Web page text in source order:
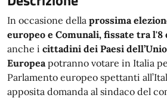
In occasione della prossima
europeo e Comunali, fissate tra l'8
anche i cittadini dei Paesi
Europea potranno votare in Italia
Parlamento europeo spettanti
apposita domanda al sindaco del